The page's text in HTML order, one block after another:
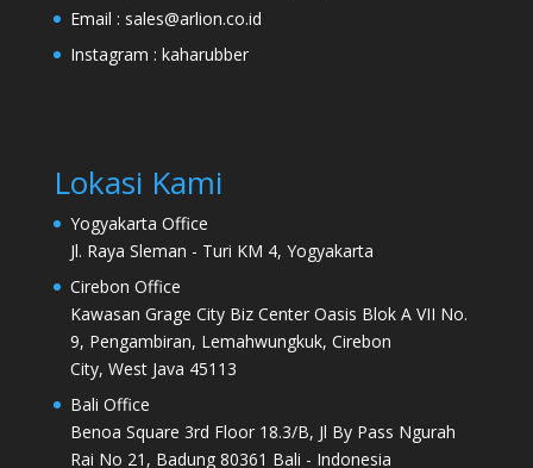
Email : sales@arlion.co.id
Instagram : kaharubber
Lokasi Kami
Yogyakarta Office
Jl. Raya Sleman - Turi KM 4, Yogyakarta
Cirebon Office
Kawasan Grage City Biz Center Oasis Blok A VII No.
9, Pengambiran, Lemahwungkuk, Cirebon
City, West Java 45113
Bali Office
Benoa Square 3rd Floor 18.3/B, Jl By Pass Ngurah
Rai No 21, Badung 80361 Bali - Indonesia